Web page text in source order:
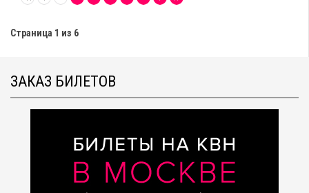
Страница 1 из 6
ЗАКАЗ БИЛЕТОВ